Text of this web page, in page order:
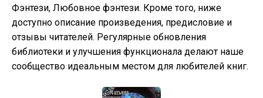
Фэнтези, Любовное фэнтези. Кроме того, ниже
доступно описание произведения, предисловие и
отзывы читателей. Регулярные обновления
библиотеки и улучшения функционала делают наше
сообщество идеальным местом для любителей книг.